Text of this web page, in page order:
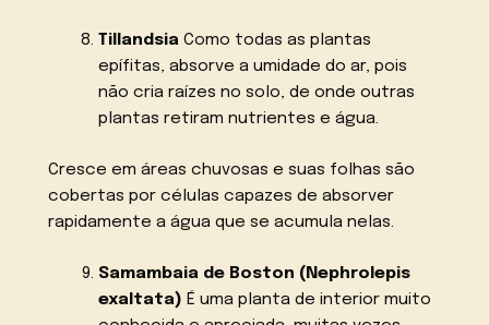
TillandsiaComo todas as plantas
epífitas, absorve a umidade do ar, pois
não cria raízes no solo, de onde outras
plantas retiram nutrientes e água.
Cresce em áreas chuvosas e suas folhas são
cobertas por células capazes de absorver
rapidamente a água que se acumula nelas.
Samambaia de Boston (Nephrolepis
exaltata) É uma planta de interior muito